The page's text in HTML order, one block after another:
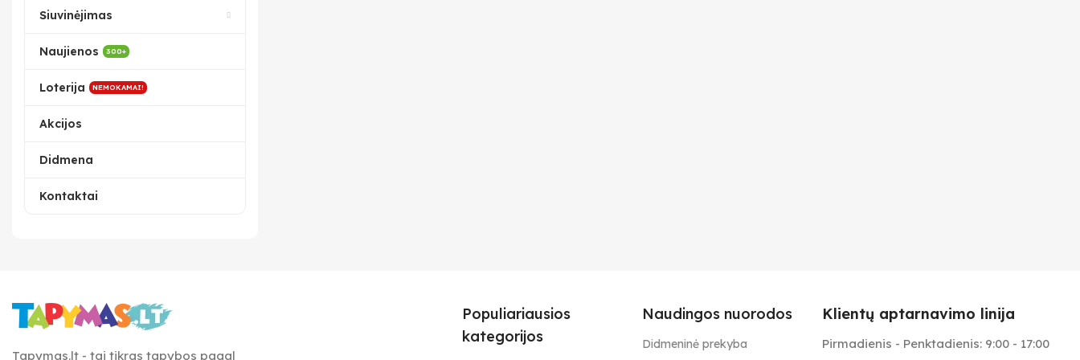
Siuvinėjimas
Naujienos 300+
Loterija NEMOKAMAI!
Akcijos
Didmena
Kontaktai
Tapymas.lt - tai tikras tapybos pagal
Populiariausios
kategorijos
Naudingos nuorodos
Didmeninė prekyba
Klientų aptarnavimo linija
Pirmadienis - Penktadienis: 9:00 - 17:00